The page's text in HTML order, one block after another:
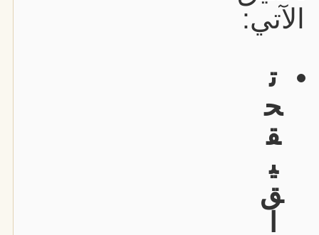
الآتي:
ت
ح
ق
ي
ق